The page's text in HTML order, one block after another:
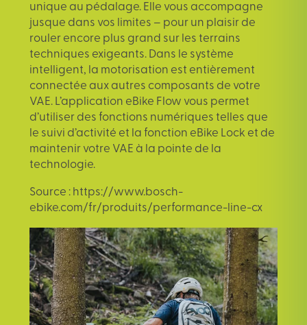
unique au pédalage. Elle vous accompagne
jusque dans vos limites – pour un plaisir de
rouler encore plus grand sur les terrains
techniques exigeants. Dans le système
intelligent, la motorisation est entièrement
connectée aux autres composants de votre
VAE. L’application eBike Flow vous permet
d’utiliser des fonctions numériques telles que
le suivi d’activité et la fonction eBike Lock et de
maintenir votre VAE à la pointe de la
technologie.
Source : https://www.bosch-
ebike.com/fr/produits/performance-line-cx